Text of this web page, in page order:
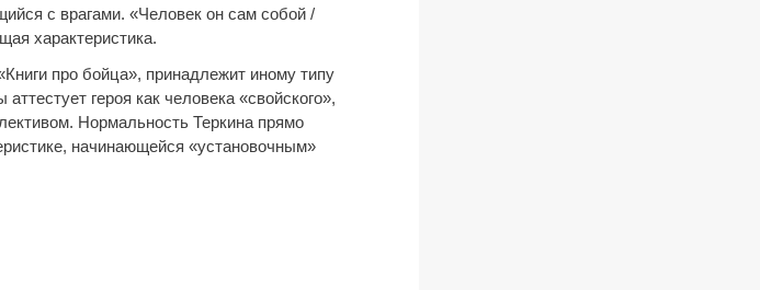
с врагами. «Человек он сам собой /
характеристика.
про бойца», принадлежит иному типу
героя как человека «свойского»,
Нормальность Теркина прямо
начинающейся «установочным»